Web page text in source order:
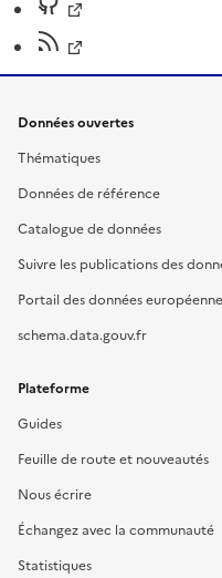
Données ouvertes
Thématiques
Données de référence
Catalogue de données
Suivre les publications des
Portail des données
schema.data.gouv.fr
Plateforme
Guides
Feuille de route et nouveautés
Nous écrire
Échangez avec la communauté
Statistiques